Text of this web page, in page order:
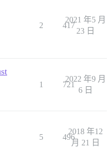
2 417
2021 年5 月
23 日
1 721
2022 年9 月
6 日
5 496
2018 年12
月 21 日